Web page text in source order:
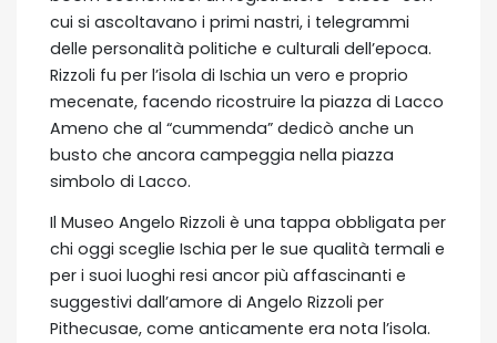
cui si ascoltavano i primi nastri, i telegrammi
delle personalità politiche e culturali dell’epoca.
Rizzoli fu per l’isola di Ischia un vero e proprio
mecenate, facendo ricostruire la piazza di Lacco
Ameno che al “cummenda” dedicò anche un
busto che ancora campeggia nella piazza
simbolo di Lacco.
Il Museo Angelo Rizzoli è una tappa obbligata per
chi oggi sceglie Ischia per le sue qualità termali e
per i suoi luoghi resi ancor più affascinanti e
suggestivi dall’amore di Angelo Rizzoli per
Pithecusae, come anticamente era nota l’isola.